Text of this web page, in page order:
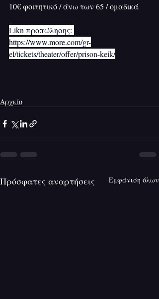
10€ φοιτητικό / άνω των 65 / ομαδικά
Likn προπώλησης:
https://www.more.com/gr-
el/tickets/theater/offer/prison-keik/
Αρχείο
Πρόσφατες αναρτήσεις Εμφάνιση όλων